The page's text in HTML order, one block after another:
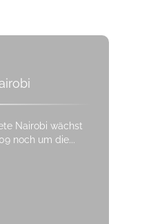
Nairobi wächst
noch um die...